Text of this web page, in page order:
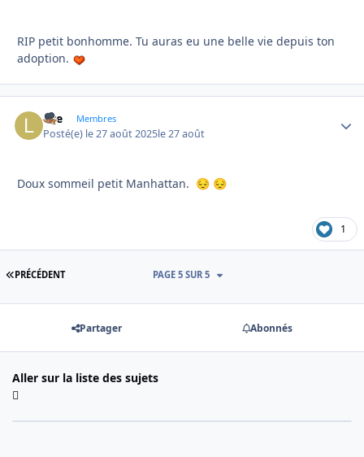
RIP petit bonhomme. Tu auras eu une belle vie depuis ton
adoption.
live Membres
Posté(e) le 27 août 2025le 27 août
Doux sommeil petit Manhattan. 😔 😔
1
PREMIÈRE PAGE
PRÉCÉDENT PAGE 5 SUR 5
Partager Abonnés
Aller sur la liste des sujets